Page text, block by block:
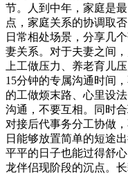
节。人到中年，家庭是
点，家庭关系的协调取
日常相处场景，分享几
妻关系。对于夫妻之间
上工做压力、养老育儿
15分钟的专属沟通时间
的工做烦末路、心里设
沟通，不要互相。同时
对接后代事务分工协做
日能够放置简单的短途
平平的日子也能过得舒
龙伴侣现阶段的沉点。